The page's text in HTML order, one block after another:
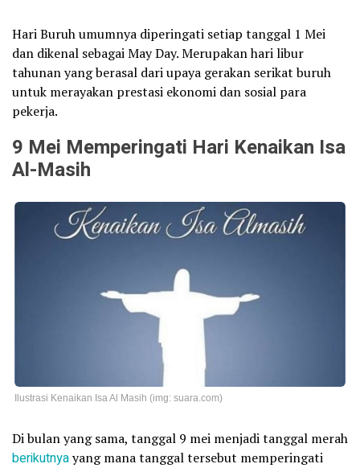
Hari Buruh umumnya diperingati setiap tanggal 1 Mei
dan dikenal sebagai May Day. Merupakan hari libur
tahunan yang berasal dari upaya gerakan serikat buruh
untuk merayakan prestasi ekonomi dan sosial para
pekerja.
9 Mei Memperingati Hari Kenaikan Isa
Al-Masih
Ilustrasi Kenaikan Isa Al Masih (img: suara.com)
Di bulan yang sama, tanggal 9 mei menjadi tanggal merah
berikutnyayang mana tanggal tersebut memperingati